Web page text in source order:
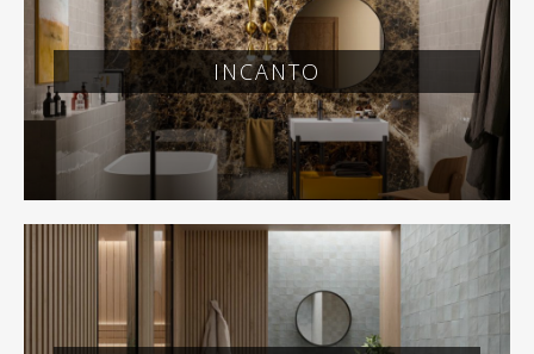
INCANTO